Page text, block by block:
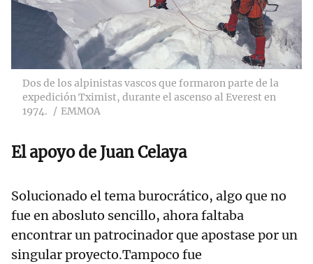
Dos de los alpinistas vascos que formaron parte de la
expedición Tximist, durante el ascenso al Everest en
1974.
EMMOA
El apoyo de Juan Celaya
Solucionado el tema burocrático, algo que no
fue en abosluto sencillo, ahora faltaba
encontrar un patrocinador que apostase por un
singular proyecto.Tampoco fue